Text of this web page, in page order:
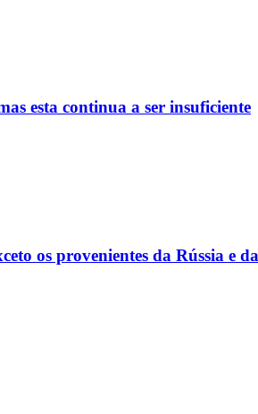
esta continua a ser insuficiente
os provenientes da Rússia e